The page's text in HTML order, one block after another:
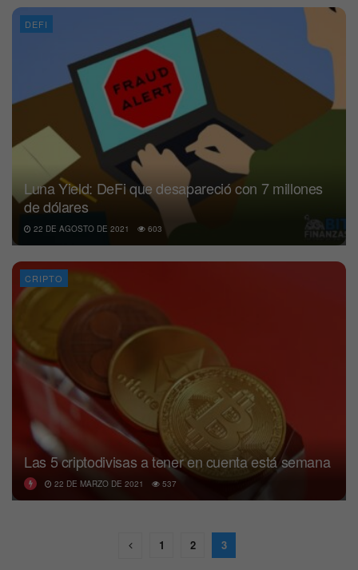
DEFI
Luna Yield: DeFi que desapareció con 7 millones
de dólares
22 DE AGOSTO DE 2021 603
CRIPTO
Las 5 criptodivisas a tener en cuenta está semana
22 DE MARZO DE 2021 537
1 2 3